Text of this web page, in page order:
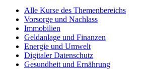
Alle Kurse des Themenbereichs
Vorsorge und Nachlass
Immobilien
Geldanlage und Finanzen
Energie und Umwelt
Digitaler Datenschutz
Gesundheit und Ernährung